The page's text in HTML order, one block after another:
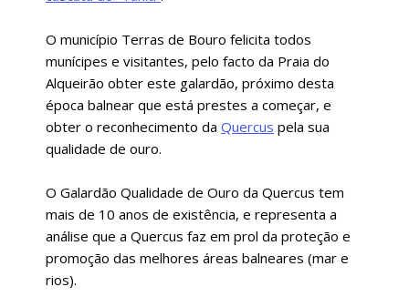
O município Terras de Bouro felicita todos
munícipes e visitantes, pelo facto da Praia do
Alqueirão obter este galardão, próximo desta
época balnear que está prestes a começar, e
obter o reconhecimento da Quercus pela sua
qualidade de ouro.
O Galardão Qualidade de Ouro da Quercus tem
mais de 10 anos de existência, e representa a
análise que a Quercus faz em prol da proteção e
promoção das melhores áreas balneares (mar e
rios).